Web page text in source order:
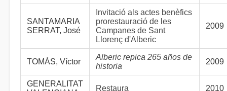
SANTAMARIA
SERRAT, José
Invitació als actes benèfics
prorestauració de les
Campanes de Sant
Llorenç d'Alberic
2009
TOMÁS, Víctor
Alberic repica 265 años de
historia
2009
GENERALITAT
Restaura 2010